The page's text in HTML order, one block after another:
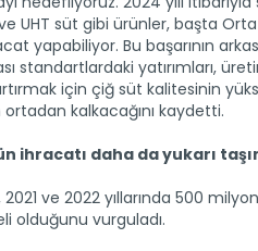
UHT süt gibi ürünler, başta
yapabiliyor. Bu başarının
standartlardaki yatırımları,
için çiğ süt kalitesinin
ortadan kalkacağını kaydetti.
ihracatı daha da yukarı
2021 ve 2022 yıllarında 500
olduğunu vurguladı.